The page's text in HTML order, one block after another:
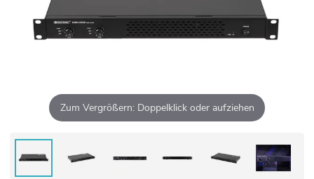
Zum Vergrößern: Doppelklick oder aufziehen